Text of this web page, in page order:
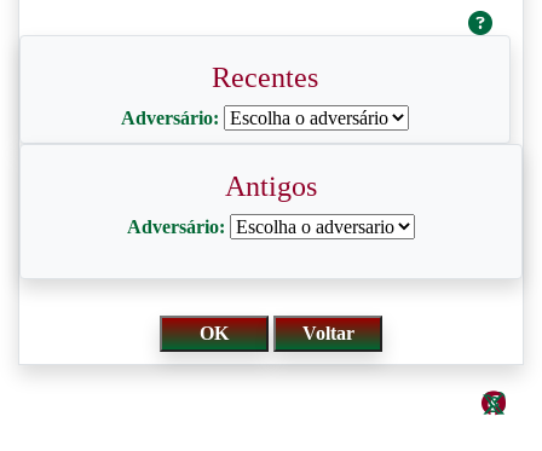
Recentes
Adversário:
Antigos
Adversário: